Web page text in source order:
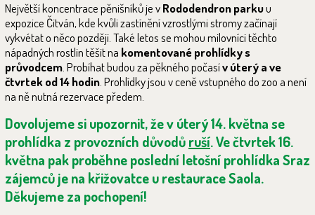
Největší koncentrace pěnišníků je vRododendron parkuu
expozice Čitván, kde kvůli zastínění vzrostlými stromy začínají
vykvétat o něco později. Také letos se mohou milovníci těchto
nápadných rostlin těšit na komentované prohlídky s
průvodcem . Probíhat budou za pěkného počasív úterý a ve
čtvrtek od 14 hodin . Prohlídky jsou v ceně vstupného do zoo a není
na ně nutná rezervace předem.
Dovolujeme si upozornit, že v úterý14. května se
prohlídka z provozních důvodůruší.Ve čtvrtek 16.
května pak proběhne poslední letošní prohlídkaSraz
zájemců je na křižovatce u restaurace Saola.
Děkujeme za pochopení!